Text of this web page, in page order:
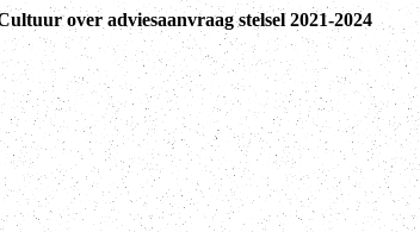
over adviesaanvraag stelsel 2021-2024